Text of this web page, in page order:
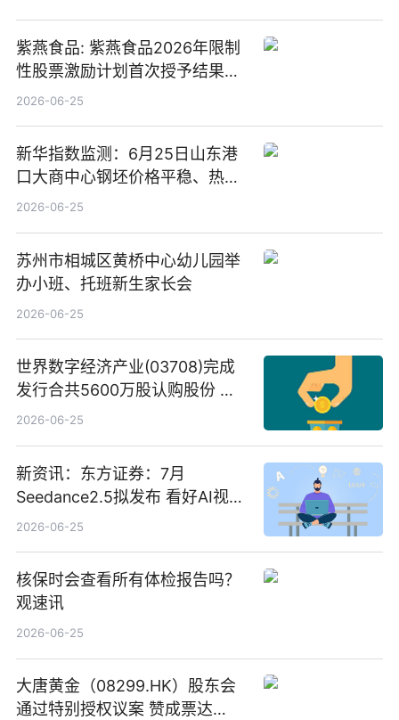
紫燕食品: 紫燕食品2026年限制
性股票激励计划首次授予结果公
告-微资讯
2026-06-25
新华指数监测：6月25日山东港
口大商中心钢坯价格平稳、热轧
C料价格微幅下跌
2026-06-25
苏州市相城区黄桥中心幼儿园举
办小班、托班新生家长会
2026-06-25
世界数字经济产业(03708)完成
发行合共5600万股认购股份 净
筹约1007万港元 独家焦点
2026-06-25
新资讯：东方证券：7月
Seedance2.5拟发布 看好AI视频
创作工作流进一步提效
2026-06-25
核保时会查看所有体检报告吗？
观速讯
2026-06-25
大唐黄金（08299.HK）股东会
通过特别授权议案 赞成票达